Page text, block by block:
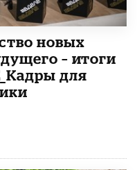
новых
– итоги
для